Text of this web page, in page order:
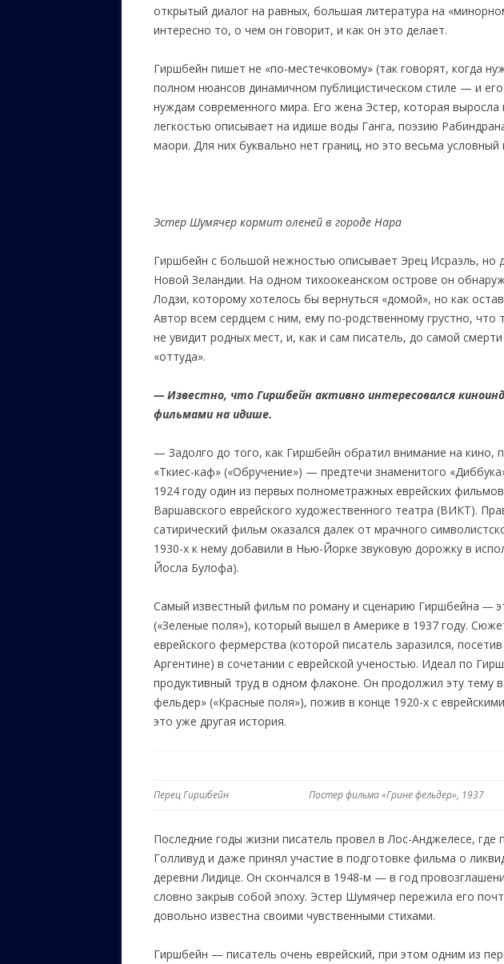
открытый диалог на равных, большая литература на
интересно то, о чем он говорит, и как он это делает.
Гиршбейн пишет не «по-местечковому» (так говорят, когда
полном нюансов динамичном публицистическом стиле — и
нуждам современного мира. Его жена Эстер, которая
легкостью описывает на идише воды Ганга, поэзию
маори. Для них буквально нет границ, но это весьма
Эстер Шумячер кормит оленей в городе Нара
Гиршбейн с большой нежностью описывает Эрец Исраэль, но
Новой Зеландии. На одном тихоокеанском острове он
Лодзи, которому хотелось бы вернуться «домой», но как
Автор всем сердцем с ним, ему по-родственному грустно, что
не увидит родных мест, и, как и сам писатель, до самой
«оттуда».
— Известно, что Гиршбейн активно интересовался
фильмами на идише.
— Задолго до того, как Гиршбейн обратил внимание на кино,
«Ткиес-каф» («Обручение») — предтечи знаменитого
1924 году один из первых полнометражных еврейских
Варшавского еврейского художественного театра (ВИКТ).
сатирический фильм оказался далек от мрачного
1930-х к нему добавили в Нью-Йорке звуковую дорожку в
Йосла Булофа).
Самый известный фильм по роману и сценарию Гиршбейна —
(«Зеленые поля»), который вышел в Америке в 1937 году.
еврейского фермерства (которой писатель заразился,
Аргентине) в сочетании с еврейской ученостью. Идеал по
продуктивный труд в одном флаконе. Он продолжил эту тему
фельдер» («Красные поля»), пожив в конце 1920-х с
это уже другая история.
Перец Гиршбейн Постер фильма «Грине фельдер», 1937
Последние годы жизни писатель провел в Лос-Анджелесе, где
Голливуд и даже принял участие в подготовке фильма о
деревни Лидице. Он скончался в 1948-м — в год
словно закрыв собой эпоху. Эстер Шумячер пережила его
довольно известна своими чувственными стихами.
Гиршбейн — писатель очень еврейский, при этом одним из